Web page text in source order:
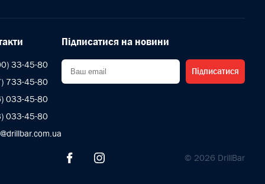
33-45-80
733-45-80
033-45-80
033-45-80
Підписатися на новини
Підписатися
© 2026 DrillBar